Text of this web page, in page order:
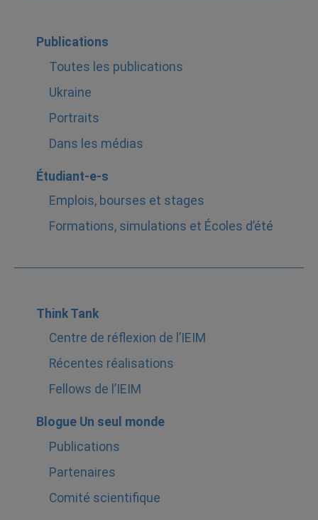
Publications
Toutes les publications
Ukraine
Portraits
Dans les médias
Étudiant-e-s
Emplois, bourses et stages
Formations, simulations et Écoles d’été
Think Tank
Centre de réflexion de l’IEIM
Récentes réalisations
Fellows de l’IEIM
Blogue Un seul monde
Publications
Partenaires
Comité scientifique